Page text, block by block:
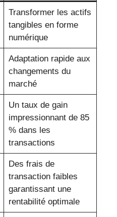
Transformer les actifs
tangibles en forme
numérique
Adaptation rapide aux
changements du
marché
Un taux de gain
impressionnant de 85
% dans les
transactions
Des frais de
transaction faibles
garantissant une
rentabilité optimale